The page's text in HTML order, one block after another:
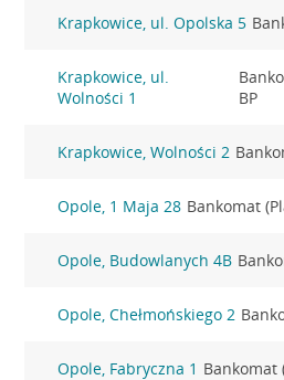
Krapkowice, ul. Opolska 5
Krapkowice, ul.
Wolności 1
BP
Krapkowice, Wolności 2
Opole, 1 Maja 28 Bankomat
Opole, Budowlanych 4B
Opole, Chełmońskiego 2
Opole, Fabryczna 1 Bankomat